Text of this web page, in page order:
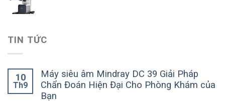
TIN TỨC
10
Th9
Máy siêu âm Mindray DC 39 Giải Pháp
Chẩn Đoán Hiện Đại Cho Phòng Khám của
Bạn